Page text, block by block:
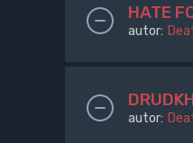
HATE
autor:
autor: